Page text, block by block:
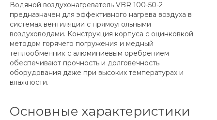
Водяной воздухонагреватель VBR 100-50-2
предназначен для эффективного нагрева воздуха в
системах вентиляции с прямоугольными
воздуховодами. Конструкция корпуса с оцинковкой
методом горячего погружения и медный
теплообменник с алюминиевым оребрением
обеспечивают прочность и долговечность
оборудования даже при высоких температурах и
влажности.
Основные характеристики